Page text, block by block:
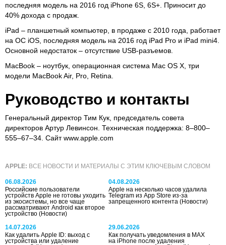
последняя модель на 2016 год iPhone 6S, 6S+. Приносит до
40% дохода с продаж.
iPad – планшетный компьютер, в продаже с 2010 года, работает
на ОС iOS, последняя модель на 2016 год iPad Pro и iPad mini4.
Основной недостаток – отсутствие USB-разъемов.
MacBook – ноутбук, операционная система Mac OS X, три
модели MacBook Air, Pro, Retina.
Руководство и контакты
Генеральный директор Тим Кук, председатель совета
директоров Артур Левинсон. Техническая поддержка: 8–800–
555–67–34. Сайт www.apple.com
APPLE: ВСЕ НОВОСТИ И МАТЕРИАЛЫ С ЭТИМ КЛЮЧЕВЫМ СЛОВОМ
06.08.2026
Российские пользователи
устройств Apple не готовы уходить
из экосистемы, но все чаще
рассматривают Android как второе
устройство (Новости)
04.08.2026
Apple на несколько часов удалила
Telegram из App Store из-за
запрещенного контента(Новости)
14.07.2026
Как удалить Apple ID: выход с
устройства или удаление
29.06.2026
Как получать уведомления в MAX
на iPhone после удаления